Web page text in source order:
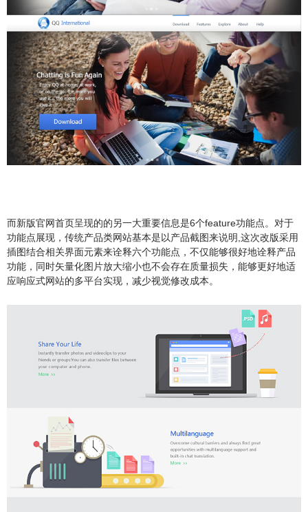
而新版官网首页呈现的的另一大重要信息是6个feature功能点。对于
功能点展现，传统产品类网站基本是以产品截图来说明,这次改版采用
插图结合相关界面元素来诠释六个功能点，不仅能够很好地诠释产品
功能，同时矢量化图片放大缩小也不会存在质量损失，能够更好地适
应响应式网站的多平台实现，减少视觉修改成本。